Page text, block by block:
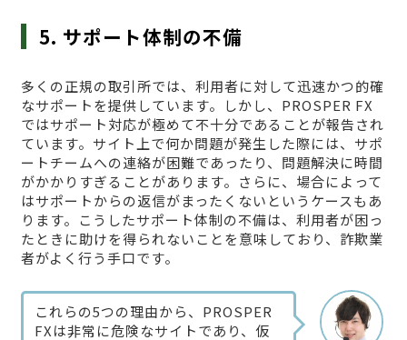
5. サポート体制の不備
多くの正規の取引所では、利用者に対して迅速かつ的確
なサポートを提供しています。しかし、PROSPER FX
ではサポート対応が極めて不十分であることが報告され
ています。サイト上で何か問題が発生した際には、サポ
ートチームへの連絡が困難であったり、問題解決に時間
がかかりすぎることがあります。さらに、場合によって
はサポートからの返信がまったくないというケースもあ
ります。こうしたサポート体制の不備は、利用者が困っ
たときに助けを得られないことを意味しており、詐欺業
者がよく行う手口です。
これらの5つの理由から、PROSPER
FXは非常に危険なサイトであり、仮